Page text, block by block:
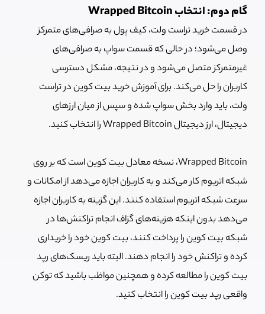
گام دوم: انتخاب Wrapped Bitcoin
در قسمت خرید تراست ولت، کیف پول به صرافی‌های متمرکز
وصل می‌شود؛ در حالی که قسمت سواپ به صرافی‌های
غیرمتمرکز متصل می‌شود و در نتیجه، مشکل دسترسی
کاربران را حل می‌کند. برایآموزش خرید بیت کوین در تراست
ولت، باید وارد بخش سواپ شده و سپس از میان ارزهای
دیجیتال، ارز دیجیتالWrapped Bitcoin را انتخاب کنید.
Wrapped Bitcoin، نسخه معادل بیت کوین است که بر روی
شبکه اتریوم کار می‌کند و به کاربران اجازه می‌دهد از امکانات و
سرعت شبکه اتریوم استفاده کنند. این گزینه به کاربران اجازه
می‌دهد بدون اینکه هزینه‌های گزاف انجام تراکنش‌ها در
شبکه بیت کوین را پرداخت کنند، بیت کوین خود را خریداری
کرده و تراکنش خود را انجام دهند. البته باید ریسک‌های رپد
بیت کوین را مطالعه کرده و همچنین مواظب باشید که توکن
واقعی رپد بیت کوین را انتخاب کنید.